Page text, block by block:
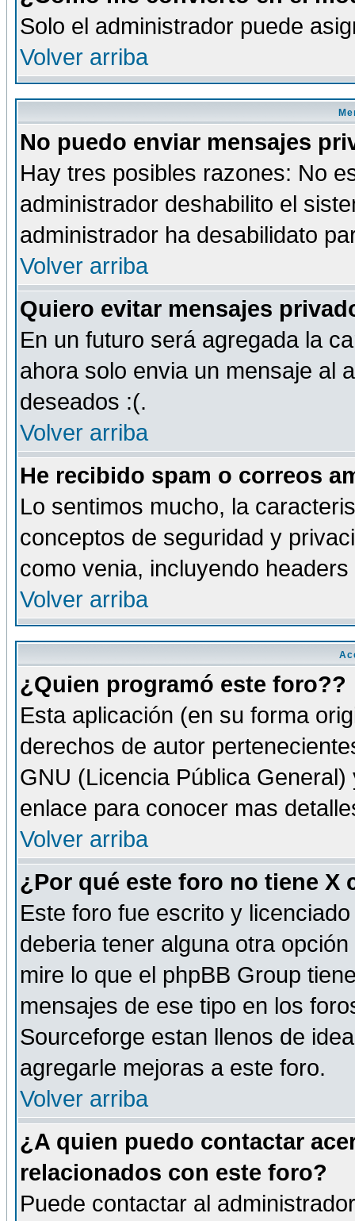
Solo el administrador puede
Volver arriba
No puedo enviar mensajes
Hay tres posibles razones: No
administrador deshabilito el
administrador ha desabilidato
Volver arriba
Quiero evitar mensajes
En un futuro será agregada la
ahora solo envia un mensaje al
deseados :(.
Volver arriba
He recibido spam o correos
Lo sentimos mucho, la
conceptos de seguridad y
como venia, incluyendo
Volver arriba
¿Quien programó este foro??
Esta aplicación (en su forma
derechos de autor
GNU (Licencia Pública
enlace para conocer mas
Volver arriba
¿Por qué este foro no tiene X
Este foro fue escrito y
deberia tener alguna otra
mire lo que el phpBB Group
mensajes de ese tipo en los
Sourceforge estan llenos de
agregarle mejoras a este foro.
Volver arriba
¿A quien puedo contactar
relacionados con este foro?
Puede contactar al